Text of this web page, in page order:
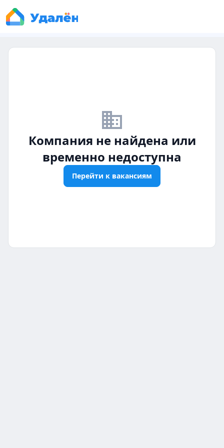
business_off
Компания не найдена или
временно недоступна
Перейти к вакансиям